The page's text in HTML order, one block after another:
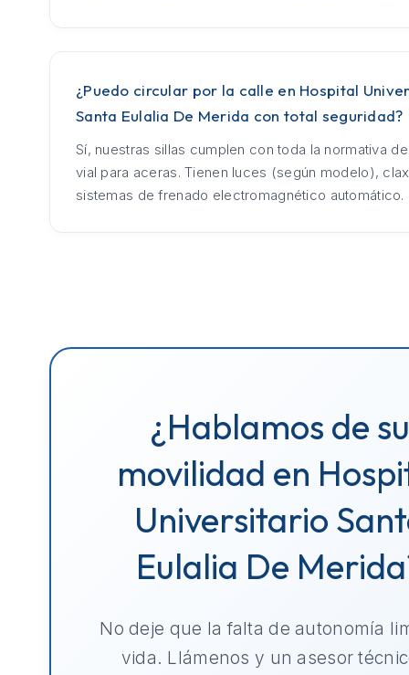
¿Puedo circular por la calle en Hospital
Santa Eulalia De Merida con total seguridad?
Sí, nuestras sillas cumplen con toda la normativa
vial para aceras. Tienen luces (según modelo),
sistemas de frenado electromagnético automático.
¿Hablamos de su
movilidad en
Universitario
Eulalia De
No deje que la falta de autonomía
vida. Llámenos y un asesor